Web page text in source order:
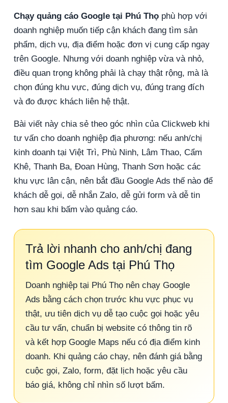
Chạy quảng cáo Google tại Phú Thọ phù hợp với
doanh nghiệp muốn tiếp cận khách đang tìm sản
phẩm, dịch vụ, địa điểm hoặc đơn vị cung cấp ngay
trên Google. Nhưng với doanh nghiệp vừa và nhỏ,
điều quan trọng không phải là chạy thật rộng, mà là
chọn đúng khu vực, đúng dịch vụ, đúng trang đích
và đo được khách liên hệ thật.
Bài viết này chia sẻ theo góc nhìn của Clickweb khi
tư vấn cho doanh nghiệp địa phương: nếu anh/chị
kinh doanh tại Việt Trì, Phù Ninh, Lâm Thao, Cẩm
Khê, Thanh Ba, Đoan Hùng, Thanh Sơn hoặc các
khu vực lân cận, nên bắt đầu Google Ads thế nào để
khách dễ gọi, dễ nhắn Zalo, dễ gửi form và dễ tin
hơn sau khi bấm vào quảng cáo.
Trả lời nhanh cho anh/chị đang
tìm Google Ads tại Phú Thọ
Doanh nghiệp tại Phú Thọ nên chạy Google
Ads bằng cách chọn trước khu vực phục vụ
thật, ưu tiên dịch vụ dễ tạo cuộc gọi hoặc yêu
cầu tư vấn, chuẩn bị website có thông tin rõ
và kết hợp Google Maps nếu có địa điểm kinh
doanh. Khi quảng cáo chạy, nên đánh giá bằng
cuộc gọi, Zalo, form, đặt lịch hoặc yêu cầu
báo giá, không chỉ nhìn số lượt bấm.